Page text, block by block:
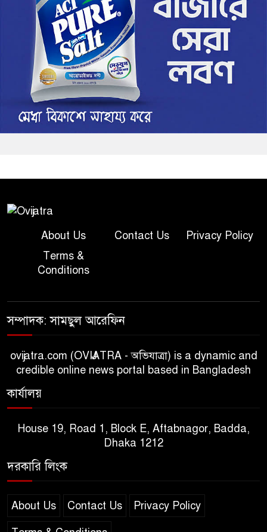
About Us Contact Us
Privacy Policy
Terms &
Conditions
সম্পাদক: সামছুল আরেফিন
ovijatra.com (OVIJATRA - অভিযাত্রা) is a dynamic and
credible online news portal based in Bangladesh
কার্যালয়
House 19, Road 1, Block E, Aftabnagor, Badda,
Dhaka 1212
দরকারি লিংক
About Us Contact Us Privacy Policy